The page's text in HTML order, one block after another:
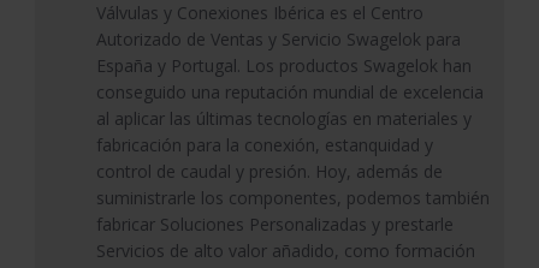
Válvulas y Conexiones Ibérica es el Centro
Autorizado de Ventas y Servicio Swagelok para
España y Portugal. Los productos Swagelok han
conseguido una reputación mundial de excelencia
al aplicar las últimas tecnologías en materiales y
fabricación para la conexión, estanquidad y
control de caudal y presión. Hoy, además de
suministrarle los componentes, podemos también
fabricar Soluciones Personalizadas y prestarle
Servicios de alto valor añadido, como formación